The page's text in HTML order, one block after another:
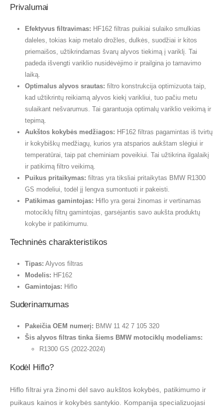
Privalumai
Efektyvus filtravimas: HF162 filtras puikiai sulaiko smulkias
daleles, tokias kaip metalo drožles, dulkės, suodžiai ir kitos
priemaišos, užtikrindamas švarų alyvos tiekimą į variklį. Tai
padeda išvengti variklio nusidėvėjimo ir prailgina jo tarnavimo
laiką.
Optimalus alyvos srautas: filtro konstrukcija optimizuota taip,
kad užtikrintų reikiamą alyvos kiekį varikliui, tuo pačiu metu
sulaikant nešvarumus. Tai garantuoja optimalų variklio veikimą ir
tepimą.
Aukštos kokybės medžiagos: HF162 filtras pagamintas iš tvirtų
ir kokybiškų medžiagų, kurios yra atsparios aukštam slėgiui ir
temperatūrai, taip pat cheminiam poveikiui. Tai užtikrina ilgalaikį
ir patikimą filtro veikimą.
Puikus pritaikymas: filtras yra tiksliai pritaikytas BMW R1300
GS modeliui, todėl jį lengva sumontuoti ir pakeisti.
Patikimas gamintojas: Hiflo yra gerai žinomas ir vertinamas
motociklų filtrų gamintojas, garsėjantis savo aukšta produktų
kokybe ir patikimumu.
Techninės charakteristikos
Tipas: Alyvos filtras
Modelis: HF162
Gamintojas: Hiflo
Suderinamumas
Pakeičia OEM numerį: BMW 11 42 7 105 320
Šis alyvos filtras tinka šiems BMW motociklų modeliams:
R1300 GS (2022-2024)
Kodėl Hiflo?
Hiflo filtrai yra žinomi dėl savo aukštos kokybės, patikimumo ir
puikaus kainos ir kokybės santykio. Kompanija specializuojasi